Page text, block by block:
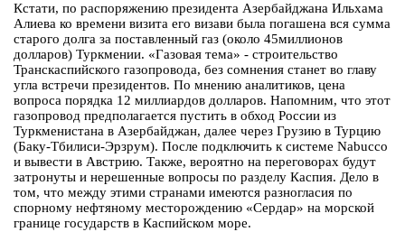
Кстати, по распоряжению президента Азербайджана Ильхама
Алиева ко времени визита его визави была погашена вся сумма
старого долга за поставленный газ (около 45миллионов
долларов) Туркмении. «Газовая тема» - строительство
Транскаспийского газопровода, без сомнения станет во главу
угла встречи президентов. По мнению аналитиков, цена
вопроса порядка 12 миллиардов долларов. Напомним, что этот
газопровод предполагается пустить в обход России из
Туркменистана в Азербайджан, далее через Грузию в Турцию
(Баку-Тбилиси-Эрзрум). После подключить к системе Nabucco
и вывести в Австрию. Также, вероятно на переговорах будут
затронуты и нерешенные вопросы по разделу Каспия. Дело в
том, что между этими странами имеются разногласия по
спорному нефтяному месторождению «Сердар» на морской
границе государств в Каспийском море.